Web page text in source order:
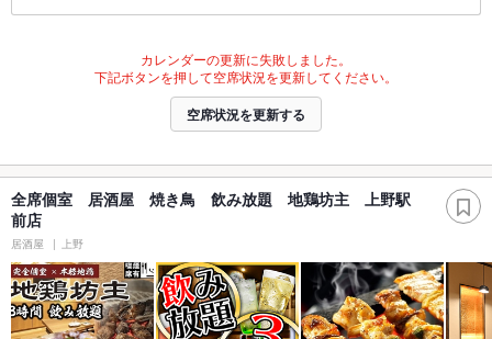
カレンダーの更新に失敗しました。
下記ボタンを押して空席状況を更新してください。
空席状況を更新する
全席個室 居酒屋 焼き鳥 飲み放題 地鶏坊主 上野駅
前店
居酒屋 上野